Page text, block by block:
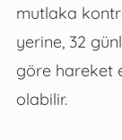
mutlaka
yerine, 32
göre hareket
olabilir.